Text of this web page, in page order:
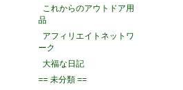
これからのアウトドア用
品
アフィリエイトネットワ
ーク
大福な日記
== 未分類 ==